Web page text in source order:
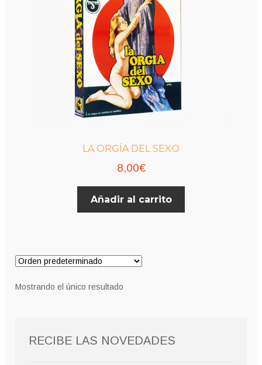
LA ORGÍA DEL SEXO
8,00€
Añadir al carrito
Mostrando el único resultado
RECIBE LAS NOVEDADES